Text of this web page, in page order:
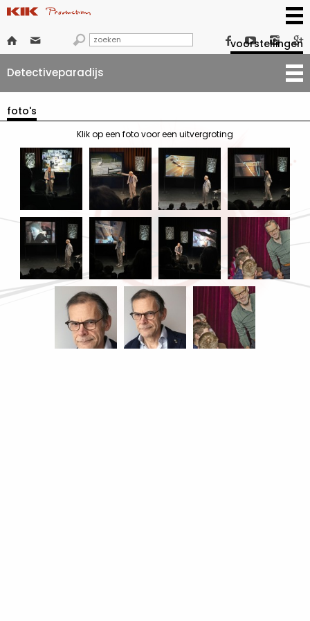
      
voorstellingen
Detectiveparadijs
foto's
Klik op een foto voor een uitvergroting